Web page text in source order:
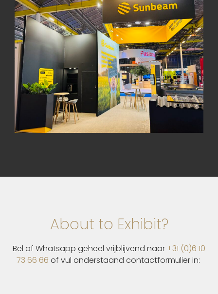
About to Exhibit?
Bel of Whatsapp geheel vrijblijvend naar +31 (0)6 10
73 66 66 of vul onderstaand contactformulier in: